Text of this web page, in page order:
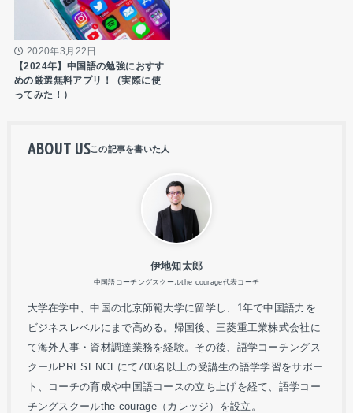
2020年3月22日
【2024年】中国語の勉強におすす
めの厳選無料アプリ！（実際に使
ってみた！）
ABOUT US
伊地知太郎
中国語コーチングスクールthe courage代表コーチ
大学在学中、中国の北京師範大学に留学し、1年で中国語力を
ビジネスレベルにまで高める。帰国後、三菱重工業株式会社に
て海外人事・資材調達業務を経験。その後、語学コーチングス
クールPRESENCEにて700名以上の受講生の語学学習をサポー
ト、コーチの育成や中国語コースの立ち上げを経て、語学コー
チングスクールthe courage（カレッジ）を設立。